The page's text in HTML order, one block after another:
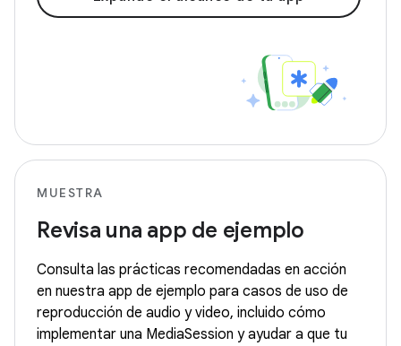
MUESTRA
Revisa una app de ejemplo
Consulta las prácticas recomendadas en acción
en nuestra app de ejemplo para casos de uso de
reproducción de audio y video, incluido cómo
implementar una MediaSession y ayudar a que tu